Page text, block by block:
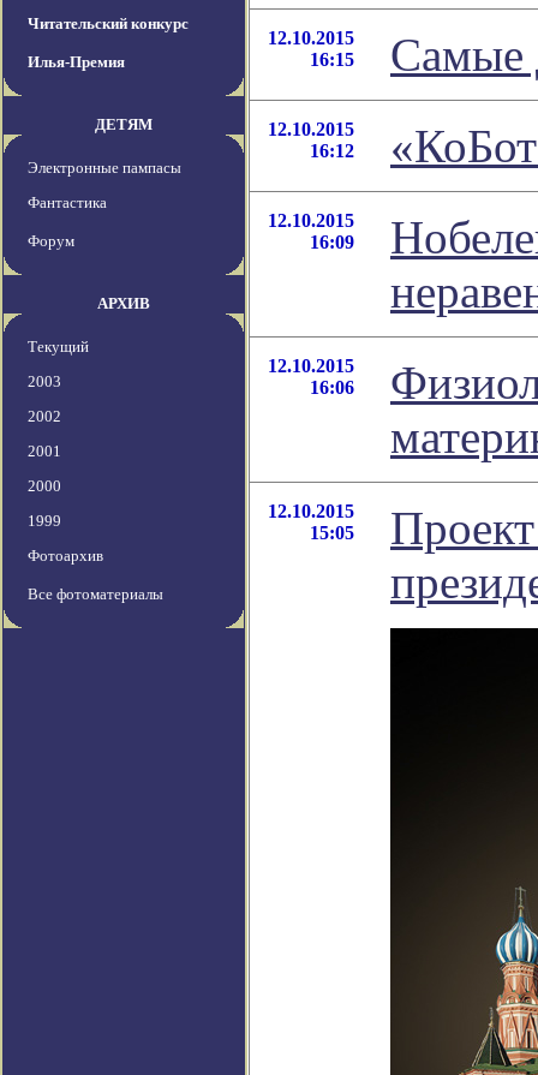
Читательский конкурс
Илья-Премия
ДЕТЯМ
Электронные пампасы
Фантастика
Форум
АРХИВ
Текущий
2003
2002
2001
2000
1999
Фотоархив
Все фотоматериалы
12.10.2015
16:15
Самые
12.10.2015
16:12
12.10.2015
16:09
12.10.2015
16:06
12.10.2015
15:05